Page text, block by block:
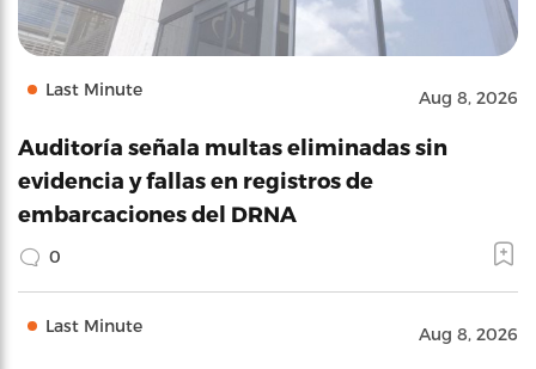
Last Minute Aug 8, 2026
Auditoría señala multas eliminadas sin
evidencia y fallas en registros de
embarcaciones del DRNA
0
Last Minute Aug 8, 2026